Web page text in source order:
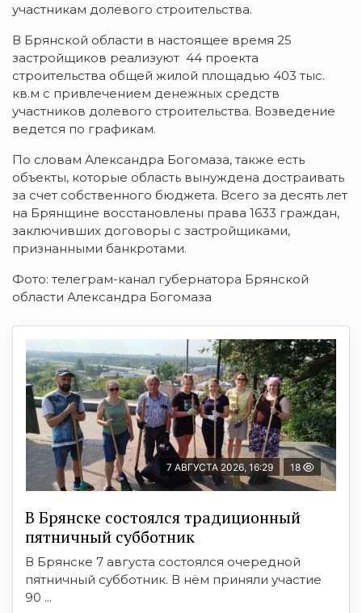
участникам долевого строительства.
В Брянской области в настоящее время 25
застройщиков реализуют 44 проекта
строительства общей жилой площадью 403 тыс.
кв.м с привлечением денежных средств
участников долевого строительства. Возведение
ведется по графикам.
По словам Александра Богомаза, также есть
объекты, которые область вынуждена достраивать
за счет собственного бюджета. Всего за десять лет
на Брянщине восстановлены права 1633 граждан,
заключивших договоры с застройщиками,
признанными банкротами.
Фото: телеграм-канал губернатора Брянской
области Александра Богомаза
7 АВГУСТА 2026, 16:29 18
В Брянске состоялся традиционный
пятничный субботник
В Брянске 7 августа состоялся очередной
пятничный субботник. В нём приняли участие
90 ...